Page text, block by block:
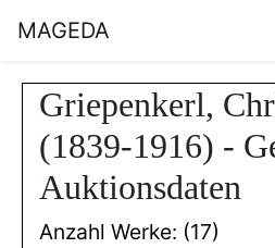
MAGEDA
Griepenkerl,
(1839-1916) -
Auktionsdaten
Anzahl Werke: (17)